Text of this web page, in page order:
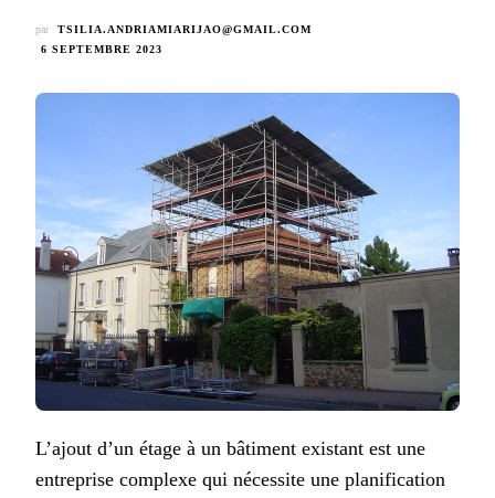
par
TSILIA.ANDRIAMIARIJAO@GMAIL.COM
6 SEPTEMBRE 2023
L’ajout d’un étage à un bâtiment existant est une
entreprise complexe qui nécessite une planification